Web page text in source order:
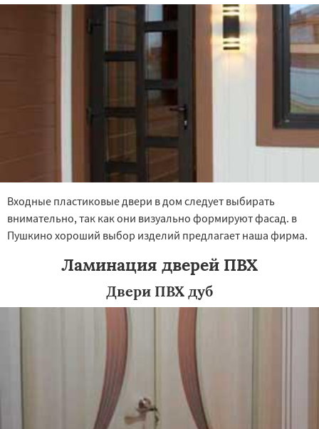
регионам
Реутов Рошаль
Сергиев Посад Серпухов
Купавна
Ступино
Черноголовка Чехов Шатура
Щелково
Электрогорск Электросталь
Электроугли
Яхрома
Андреево
Белоомут Бобров Богородское
Деденево Жилево Загорянский
Ильинский Красково
Входные пластиковые двери в дом следует выбирать
внимательно, так как они визуально формируют фасад. в
Пушкино хороший выбор изделий предлагает наша фирма.
Ламинация дверей ПВХ
Двери ПВХ дуб
УЗНАТЬ ПОДРОБНЕЕ
Даю согласие на обработку персональных данных